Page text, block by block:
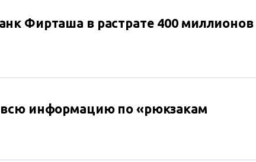
Фирташа в растрате 400 миллионов
всю информацию по «рюкзакам